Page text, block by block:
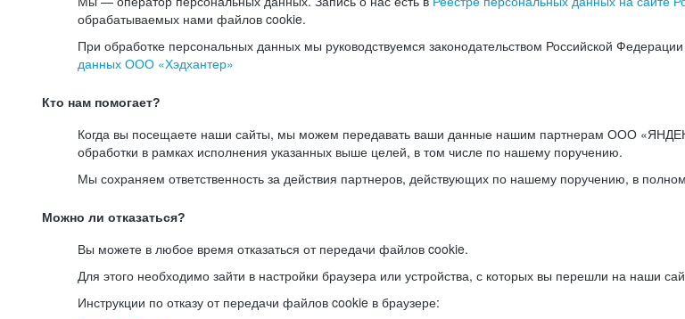
обрабатываемых нами файлов cookie.
При обработке персональных данных мы руководствуемся законодательством Российской
данных ООО «Хэдхантер»
Кто нам помогает?
Когда вы посещаете наши сайты, мы можем передавать ваши данные нашим партнерам ООО
обработки в рамках исполнения указанных выше целей, в том числе по нашему поручению.
Мы сохраняем ответственность за действия партнеров, действующих по нашему поручению, в
Можно ли отказаться?
Вы можете в любое время отказаться от передачи файлов cookie.
Для этого необходимо зайти в настройки браузера или устройства, с которых вы перешли на наши
Инструкции по отказу от передачи файлов cookie в браузере: